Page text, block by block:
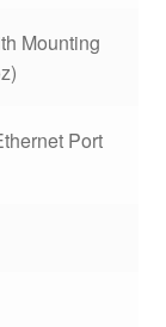
Mounting
Port